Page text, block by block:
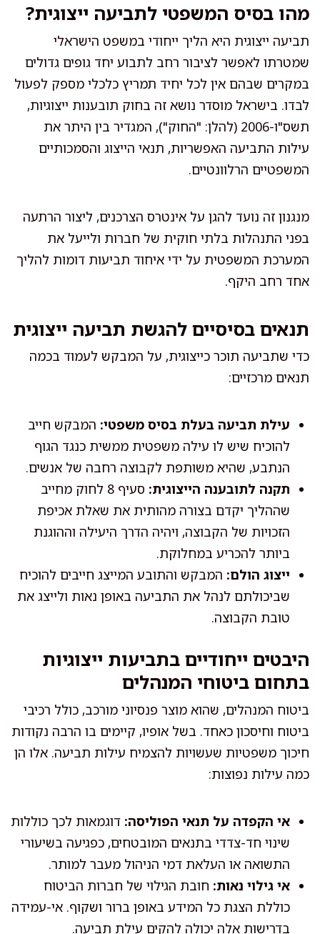
מהו בסיס המשפטי לתביעה ייצוגית?
תביעה ייצוגית היא הליך ייחודי במשפט הישראלי
שמטרתו לאפשר לציבור רחב לתבוע יחד גופים גדולים
במקרים שבהם אין לכל יחיד תמריץ כלכלי מספק לפעול
לבדו. בישראל מוסדר נושא זה בחוק תובענות ייצוגיות,
תשס"ו-2006 (להלן: "החוק"), המגדיר בין היתר את
עילות התביעה האפשריות, תנאי הייצוג והסמכותיים
המשפטיים הרלוונטיים.
מנגנון זה נועד להגן על אינטרס הצרכנים, ליצור הרתעה
בפני התנהלות בלתי חוקית של חברות ולייעל את
המערכת המשפטית על ידי איחוד תביעות דומות להליך
אחד רחב היקף.
תנאים בסיסיים להגשת תביעה ייצוגית
כדי שתביעה תוכר כייצוגית, על המבקש לעמוד בכמה
תנאים מרכזיים:
עילת תביעה בעלת בסיס משפטי: המבקש חייב
להוכיח שיש לו עילה משפטית ממשית כנגד הגוף
הנתבע, שהיא משותפת לקבוצה רחבה של אנשים.
תקנה לתובענה הייצוגית:
סעיף 8 לחוק מחייב
שההליך יקדם בצורה מהותית את שאלת אכיפת
הזכויות של הקבוצה, ויהיה הדרך היעילה וההוגנת
ביותר להכריע במחלוקת.
ייצוג הולם: המבקש והתובע המייצג חייבים להוכיח
שביכולתם לנהל את התביעה באופן נאות ולייצג את
טובת הקבוצה.
היבטים ייחודיים בתביעות ייצוגיות
בתחום ביטוחי המנהלים
ביטוח המנהלים, שהוא מוצר פנסיוני מורכב, כולל רכיבי
ביטוח וחיסכון כאחד. בשל אופיו, קיימים בו הרבה נקודות
חיכוך משפטיות שעשויות להצמיח עילות תביעה. אלו הן
כמה עילות נפוצות:
אי הקפדה על תנאי הפוליסה: דוגמאות לכך כוללות
שינוי חד-צדדי בתנאים המובטחים, כפגיעה בשיעורי
התשואה או העלאת דמי הניהול מעבר למותר.
אי גילוי נאות: חובת הגילוי של חברות הביטוח
כוללת הצגת כל המידע באופן ברור ושקוף. אי-עמידה
בדרישות אלה יכולה להקים עילת תביעה.